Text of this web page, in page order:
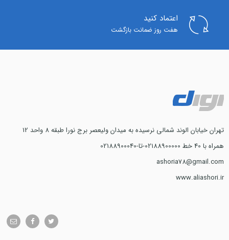
اعتماد کنید
هفت روز ضمانت بازگشت
تهران خیابان الوند شمالی نرسیده به میدان ولیعصر برج نورا طبقه 8 واحد 12
همراه با 40 خط 02188900000-تا-02188900040
ashoria78@gmail.com
www.aliashori.ir